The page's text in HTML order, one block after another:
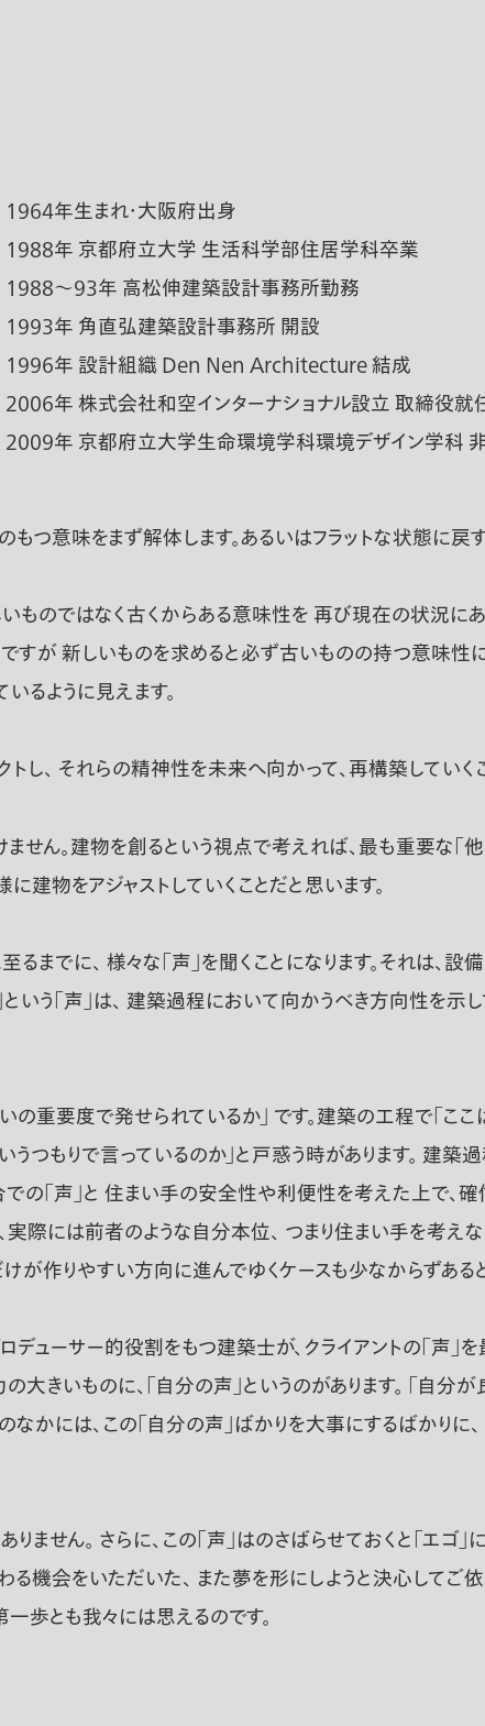
1964年生まれ・大阪府出身
1988年 京都府立大学 生活科学部住居学科卒業
1988～93年 高松伸建築設計事務所勤務
1993年 角直弘建築設計事務所 開設
1996年 設計組織 Den Nen Architecture 結成
2006年 株式会社和空インターナショナル設立 取締役就
2009年 京都府立大学生命環境学科環境デザイン学科
意味をまず解体します。あるいはフラットな状態に戻
ものではなく古くからある意味性を 再び現在の状況に
すが 新しいものを求めると必ず古いものの持つ意味性
るように見えます。
し、 それらの精神性を未来へ向かって、再構築してい
せん。建物を創るという視点で考えれば、最も重要な「
に建物をアジャストしていくことだと思います。
までに、 様々な「声」を聞くことになります。それは、
という「声」は、 建築過程において向かうべき方向性を
の重要度で発せられているか」 です。建築の工程で「こ
つもりで言っているのか」と戸惑う時があります。 建
「声」と 住まい手の安全性や利便性を考えた上で、確
実際には前者のような自分本位、 つまり住まい手を考え
作りやすい方向に進んでゆくケースも少なからずあると
ューサー的役割をもつ建築士が、クライアントの「声
大きいものに、「自分の声」というのがあります。 「自分
かには、この「自分の声」ばかりを大事にするばかりに
ません。 さらに、この「声」はのさばらせておくと「エゴ
機会をいただいた、 また夢を形にしようと決心してご
歩とも我々には思えるのです。